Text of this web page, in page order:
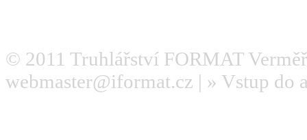
© 2011 Truhlářství FORMAT
webmaster@iformat.cz | » Vstup do